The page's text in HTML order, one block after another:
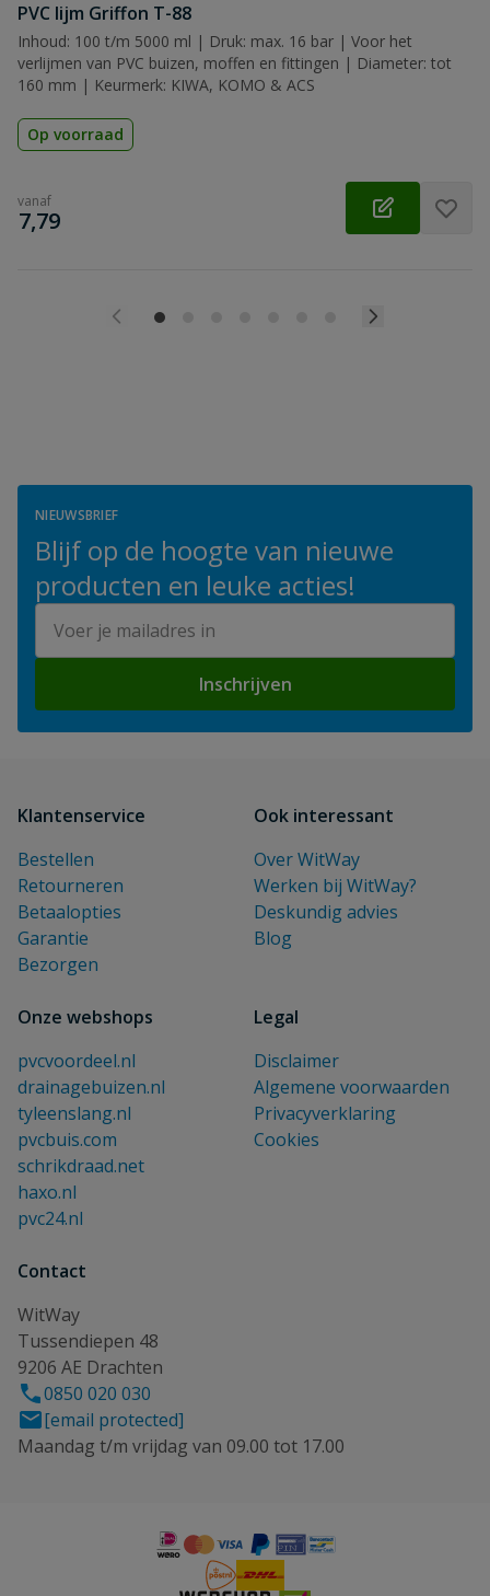
PVC lijm Griffon T-88
Inhoud: 100 t/m 5000 ml | Druk: max. 16 bar | Voor het
verlijmen van PVC buizen, moffen en fittingen | Diameter: tot
160 mm | Keurmerk: KIWA, KOMO & ACS
Op voorraad
vanaf
€
7,79
NIEUWSBRIEF
Blijf op de hoogte van nieuwe
producten en leuke acties!
Inschrijven
Klantenservice
Bestellen
Retourneren
Betaalopties
Garantie
Bezorgen
Ook interessant
Over WitWay
Werken bij WitWay?
Deskundig advies
Blog
Onze webshops
pvcvoordeel.nl
drainagebuizen.nl
tyleenslang.nl
pvcbuis.com
schrikdraad.net
haxo.nl
pvc24.nl
Legal
Disclaimer
Algemene voorwaarden
Privacyverklaring
Cookies
Contact
WitWay
Tussendiepen 48
9206 AE Drachten
0850 020 030
[email protected]
Maandag t/m vrijdag van 09.00 tot 17.00